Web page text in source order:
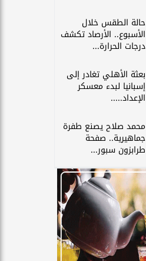
حالة الطقس خلال
الأسبوع.. الأرصاد تكشف
درجات الحرارة...
بعثة الأهلي تغادر إلى
إسبانيا لبدء معسكر
الإعداد.....
محمد صلاح يصنع طفرة
جماهيرية.. صفحة
طرابزون سبور...